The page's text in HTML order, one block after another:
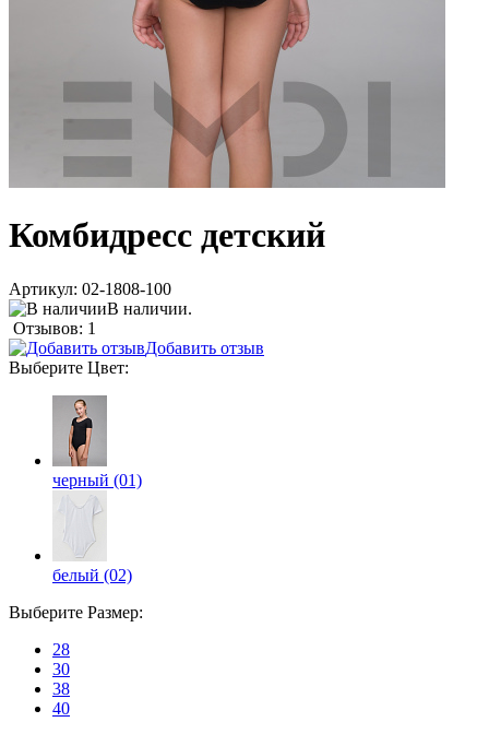
Комбидресс детский
Артикул: 02-1808-100
В наличии.
Отзывов: 1
Добавить отзыв
Выберите Цвет:
черный (01)
белый (02)
Выберите Размер:
28
30
38
40